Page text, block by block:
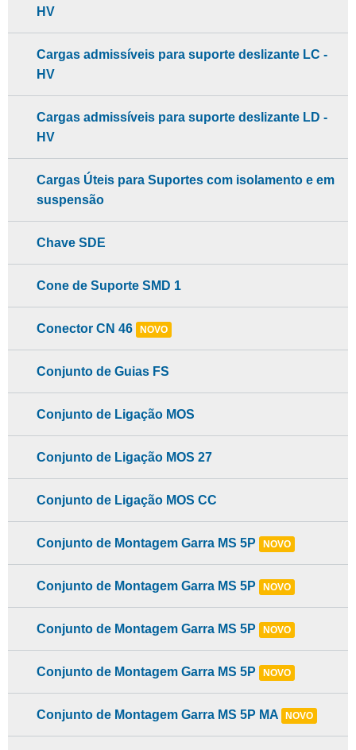
HV
Cargas admissíveis para suporte deslizante LC -
HV
Cargas admissíveis para suporte deslizante LD -
HV
Cargas Úteis para Suportes com isolamento e em
suspensão
Chave SDE
Cone de Suporte SMD 1
Conector CN 46 NOVO
Conjunto de Guias FS
Conjunto de Ligação MOS
Conjunto de Ligação MOS 27
Conjunto de Ligação MOS CC
Conjunto de Montagem Garra MS 5P NOVO
Conjunto de Montagem Garra MS 5P NOVO
Conjunto de Montagem Garra MS 5P NOVO
Conjunto de Montagem Garra MS 5P NOVO
Conjunto de Montagem Garra MS 5P MA NOVO